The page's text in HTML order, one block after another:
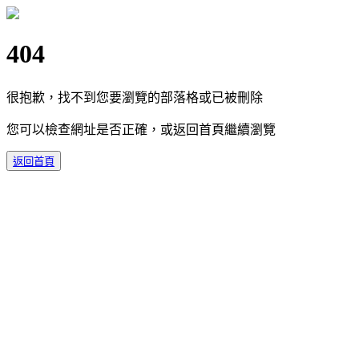
404
很抱歉，找不到您要瀏覽的部落格或已被刪除
您可以檢查網址是否正確，或返回首頁繼續瀏覽
返回首頁